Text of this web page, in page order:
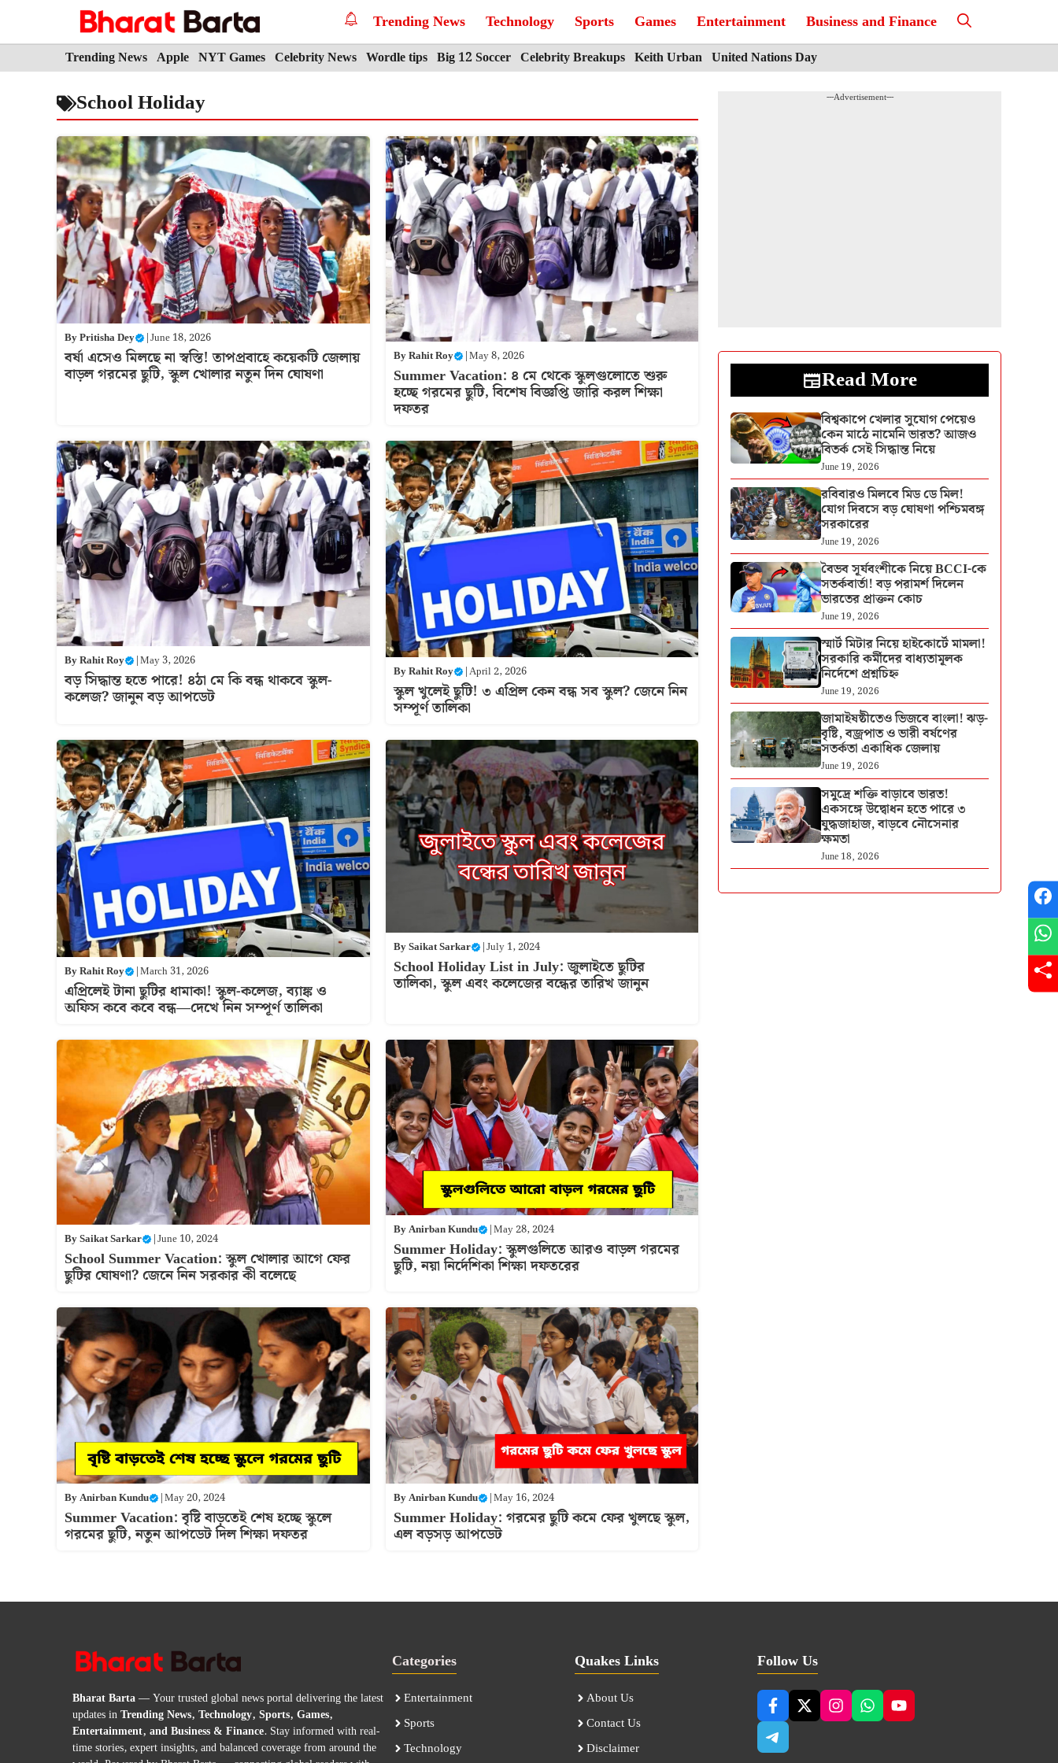
Trending News Technology Sports Games Entertainment Business and Finance
Trending News Apple NYT Games Celebrity News Wordle tips Big 12 Soccer Celebrity Breakups Keith Urban United Nations Day
School Holiday
ByPritisha Dey |June 18, 2026
বর্ষা এসেও মিলছে না স্বস্তি! তাপপ্রবাহে কয়েকটি জেলায়
বাড়ল গরমের ছুটি, স্কুল খোলার নতুন দিন ঘোষণা
ByRahit Roy |May 8, 2026
Summer Vacation: ৪ মে থেকে স্কুলগুলোতে শুরু
হচ্ছে গরমের ছুটি, বিশেষ বিজ্ঞপ্তি জারি করল শিক্ষা
দফতর
ByRahit Roy |May 3, 2026
বড় সিদ্ধান্ত হতে পারে! ৪ঠা মে কি বন্ধ থাকবে স্কুল-
কলেজ? জানুন বড় আপডেট
ByRahit Roy |April 2, 2026
স্কুল খুলেই ছুটি! ৩ এপ্রিল কেন বন্ধ সব স্কুল? জেনে নিন
সম্পূর্ণ তালিকা
ByRahit Roy |March 31, 2026
এপ্রিলেই টানা ছুটির ধামাকা! স্কুল-কলেজ, ব্যাঙ্ক ও
অফিস কবে কবে বন্ধ—দেখে নিন সম্পূর্ণ তালিকা
BySaikat Sarkar |July 1, 2024
School Holiday List in July: জুলাইতে ছুটির
তালিকা, স্কুল এবং কলেজের বন্ধের তারিখ জানুন
BySaikat Sarkar |June 10, 2024
School Summer Vacation: স্কুল খোলার আগে ফের
ছুটির ঘোষণা? জেনে নিন সরকার কী বলেছে
ByAnirban Kundu |May 28, 2024
Summer Holiday: স্কুলগুলিতে আরও বাড়ল গরমের
ছুটি, নয়া নির্দেশিকা শিক্ষা দফতরের
ByAnirban Kundu |May 20, 2024
Summer Vacation: বৃষ্টি বাড়তেই শেষ হচ্ছে স্কুলে
গরমের ছুটি, নতুন আপডেট দিল শিক্ষা দফতর
ByAnirban Kundu |May 16, 2024
Summer Holiday: গরমের ছুটি কমে ফের খুলছে স্কুল,
এল বড়সড় আপডেট
---Advertisement---
Read More
বিশ্বকাপে খেলার সুযোগ পেয়েও
কেন মাঠে নামেনি ভারত? আজও
বিতর্ক সেই সিদ্ধান্ত নিয়ে
June 19, 2026
রবিবারও মিলবে মিড ডে মিল!
যোগ দিবসে বড় ঘোষণা পশ্চিমবঙ্গ
সরকারের
June 19, 2026
বৈভব সূর্যবংশীকে নিয়ে BCCI-কে
সতর্কবার্তা! বড় পরামর্শ দিলেন
ভারতের প্রাক্তন কোচ
June 19, 2026
স্মার্ট মিটার নিয়ে হাইকোর্টে মামলা!
সরকারি কর্মীদের বাধ্যতামূলক
নির্দেশে প্রশ্নচিহ্ন
June 19, 2026
জামাইষষ্ঠীতেও ভিজবে বাংলা! ঝড়-
বৃষ্টি, বজ্রপাত ও ভারী বর্ষণের
সতর্কতা একাধিক জেলায়
June 19, 2026
সমুদ্রে শক্তি বাড়াবে ভারত!
একসঙ্গে উদ্বোধন হতে পারে ৩
যুদ্ধজাহাজ, বাড়বে নৌসেনার
ক্ষমতা
June 18, 2026
Bharat Barta— Your trusted global news portal delivering the latest
updates inTrending News, Technology, Sports, Games,
Entertainment, and Business & Finance. Stay informed with real-
time stories, expert insights, and balanced coverage from around the
Categories
Entertainment
Sports
Technology
Quakes Links
About Us
Contact Us
Disclaimer
Follow Us